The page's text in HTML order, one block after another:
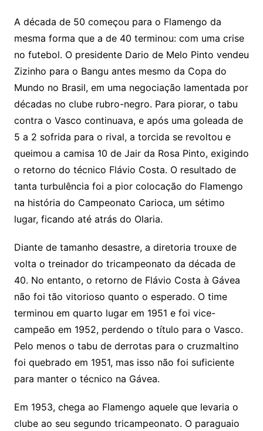
A década de 50 começou para o Flamengo da
mesma forma que a de 40 terminou: com uma crise
no futebol. O presidente Dario de Melo Pinto vendeu
Zizinho para o Bangu antes mesmo da Copa do
Mundo no Brasil, em uma negociação lamentada por
décadas no clube rubro-negro. Para piorar, o tabu
contra o Vasco continuava, e após uma goleada de
5 a 2 sofrida para o rival, a torcida se revoltou e
queimou a camisa 10 de Jair da Rosa Pinto, exigindo
o retorno do técnico Flávio Costa. O resultado de
tanta turbulência foi a pior colocação do Flamengo
na história do Campeonato Carioca, um sétimo
lugar, ficando até atrás do Olaria.
Diante de tamanho desastre, a diretoria trouxe de
volta o treinador do tricampeonato da década de
40. No entanto, o retorno de Flávio Costa à Gávea
não foi tão vitorioso quanto o esperado. O time
terminou em quarto lugar em 1951 e foi vice-
campeão em 1952, perdendo o título para o Vasco.
Pelo menos o tabu de derrotas para o cruzmaltino
foi quebrado em 1951, mas isso não foi suficiente
para manter o técnico na Gávea.
Em 1953, chega ao Flamengo aquele que levaria o
clube ao seu segundo tricampeonato. O paraguaio